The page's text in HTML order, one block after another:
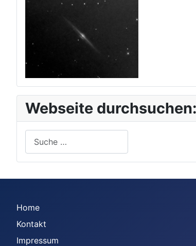
Webseite durchsuchen:
Home
Kontakt
Impressum